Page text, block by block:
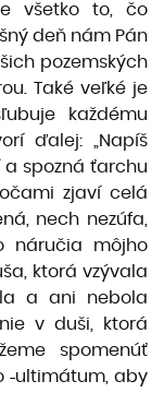
všetko to, čo
deň nám Pán
pozemských
Také veľké je
každému
ďalej: „Napíš
spozná ťarchu
zjaví celá
nech nezúfa,
náručia môjho
ktorá vzývala
a ani nebola
v duši, ktorá
spomenúť
ultimátum, aby